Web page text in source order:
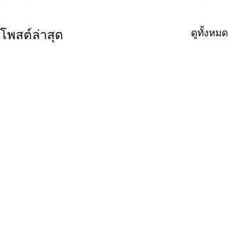
โพสต์ล่าสุด ดูทั้งหมด